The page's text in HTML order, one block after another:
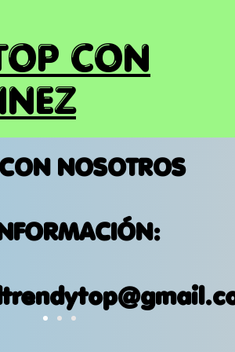
CON
NOSOTROS